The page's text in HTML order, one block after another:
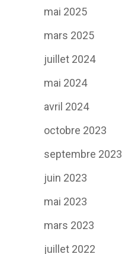
mai 2025
mars 2025
juillet 2024
mai 2024
avril 2024
octobre 2023
septembre 2023
juin 2023
mai 2023
mars 2023
juillet 2022